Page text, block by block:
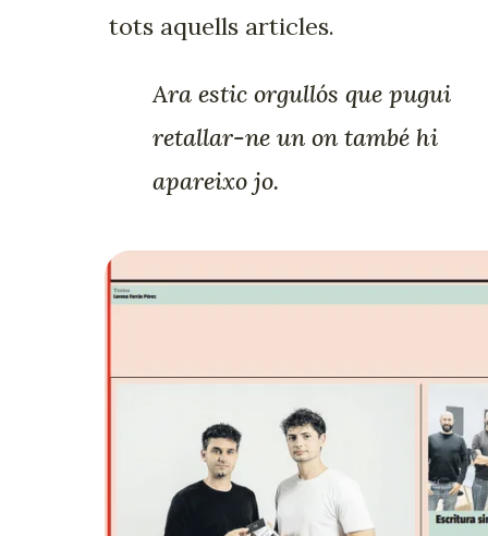
tots aquells articles.
Ara estic orgullós que pugui
retallar-ne un on també hi
apareixo jo.